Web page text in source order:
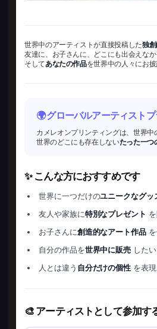
世界中のアーティストが直接投稿した独
友達に、お子さんに、どこにも出会えな
そしてあなたの作品を世界中の人々にお
🌍 グローバルアーティスト
カメレオンプリンティングは、世界
世界のどこにも存在しないたった一つ
✨ こんな方におすすめです
世界に一つだけのユニークなグッ
友人や家族に特別なプレゼント
お子さんに創造的なアート作品
自分の作品を世界中に販売 した
人とは違う 自分だけの個性 を表
🎨 アーティストとして参加す